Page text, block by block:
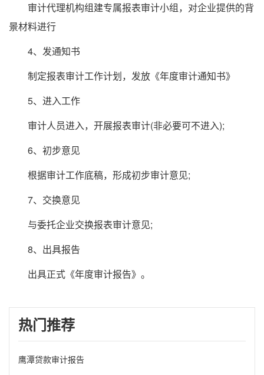
审计代理机构组建专属报表审计小组，对企业提供的背
景材料进行
4、发通知书
制定报表审计工作计划，发放《年度审计通知书》
5、进入工作
审计人员进入，开展报表审计(非必要可不进入);
6、初步意见
根据审计工作底稿，形成初步审计意见;
7、交换意见
与委托企业交换报表审计意见;
8、出具报告
出具正式《年度审计报告》。
热门推荐
鹰潭贷款审计报告